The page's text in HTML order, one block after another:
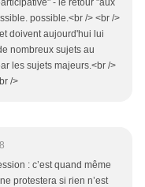
- le retour "aux
possible.<br /> <br />
doivent aujourd'hui lui
nombreux sujets au
les sujets majeurs.<br />
/>
: c’est quand même
protestera si rien n’est